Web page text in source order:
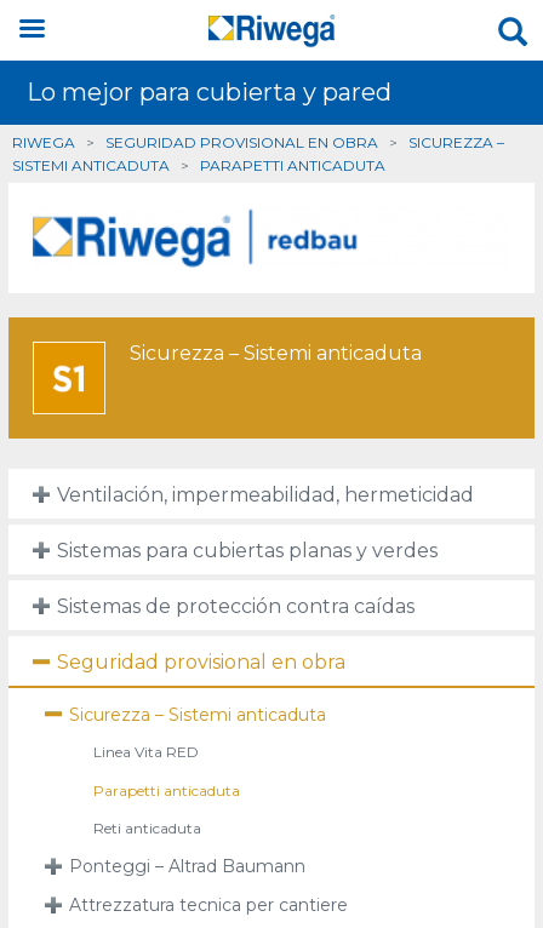
Lo mejor para cubierta y pared
RIWEGA > SEGURIDAD PROVISIONAL EN OBRA > SICUREZZA –
SISTEMI ANTICADUTA > PARAPETTI ANTICADUTA
Sicurezza – Sistemi anticaduta
Ventilación, impermeabilidad, hermeticidad
Sistemas para cubiertas planas y verdes
Sistemas de protección contra caídas
Seguridad provisional en obra
Sicurezza – Sistemi anticaduta
Linea Vita RED
Parapetti anticaduta
Reti anticaduta
Ponteggi – Altrad Baumann
Attrezzatura tecnica per cantiere